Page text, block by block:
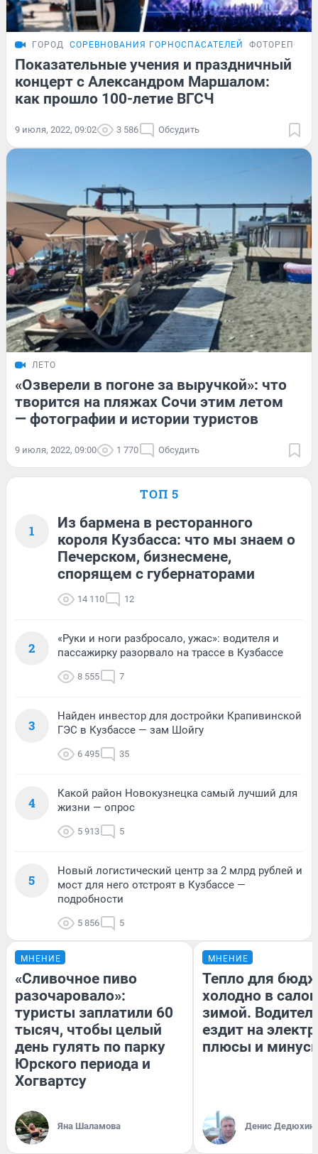
ГОРОД СОРЕВНОВАНИЯ ГОРНОСПАСАТЕЛЕЙ
Показательные учения и праздничный
концерт с Александром Маршалом:
как прошло 100-летие ВГСЧ
9 июля, 2022, 09:02 3 586 Обсудить
ЛЕТО
«Озверели в погоне за выручкой»: что
творится на пляжах Сочи этим летом
— фотографии и истории туристов
9 июля, 2022, 09:00 1 770 Обсудить
ТОП 5
1
Из бармена в ресторанного
короля Кузбасса: что мы знаем о
Печерском, бизнесмене,
спорящем с губернаторами
14 110 12
2
«Руки и ноги разбросало, ужас»: водителя и
пассажирку разорвало на трассе в Кузбассе
8 555 7
3
Найден инвестор для достройки Крапивинской
ГЭС в Кузбассе — зам Шойгу
6 495 35
4
Какой район Новокузнецка самый лучший для
жизни — опрос
5 913 5
5
Новый логистический центр за 2 млрд рублей и
мост для него отстроят в Кузбассе —
подробности
5 856 5
МНЕНИЕ
«Сливочное пиво
разочаровало»:
туристы заплатили 60
тысяч, чтобы целый
день гулять по парку
Юрского периода и
Хогвартсу
Яна Шаламова
МНЕНИЕ
Тепло для
холодно в
зимой.
ездит на
плюсы и
Денис Дедюхин